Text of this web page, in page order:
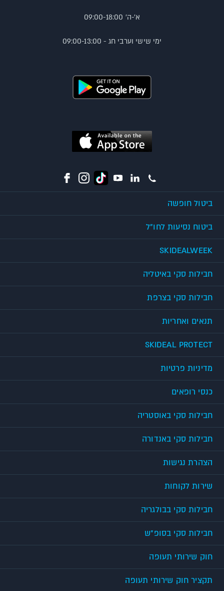
א'-ה' 09:00-18:00
ימי שישי וערבי חג - 09:00-13:00
ביטול חופשה
ביטוח נסיעות לחו"ל
SKIDEALWEEK
חבילות סקי באיטליה
חבילות סקי בצרפת
תנאים ואחריות
SKIDEAL PROTECT
מדיניות פרטיות
כנסי רופאים
חבילות סקי באוסטריה
חבילות סקי באנדורה
הצהרת נגישות
שירות לקוחות
חבילות סקי בבולגריה
חבילות סקי בסופ"ש
חוק שירותי תעופה
תקציר חוק שירותי תעופה